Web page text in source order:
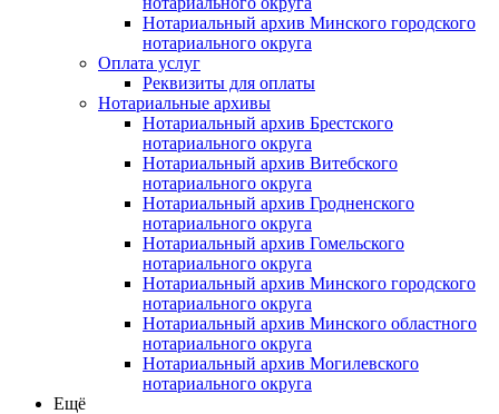
Нотариальный архив Минского городского
нотариального округа
Оплата услуг
Реквизиты для оплаты
Нотариальные архивы
Нотариальный архив Брестского
нотариального округа
Нотариальный архив Витебского
нотариального округа
Нотариальный архив Гродненского
нотариального округа
Нотариальный архив Гомельского
нотариального округа
Нотариальный архив Минского городского
нотариального округа
Нотариальный архив Минского областного
нотариального округа
Нотариальный архив Могилевского
нотариального округа
Ещё